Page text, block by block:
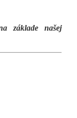
základe našej